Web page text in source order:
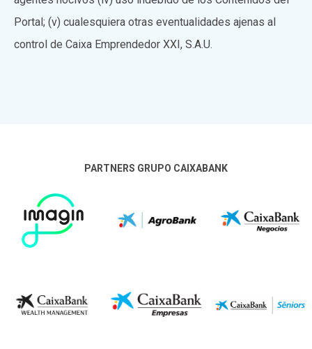
Portal; (v) cualesquiera otras eventualidades ajenas al
control de Caixa Emprendedor XXI, S.A.U.
PARTNERS GRUPO CAIXABANK